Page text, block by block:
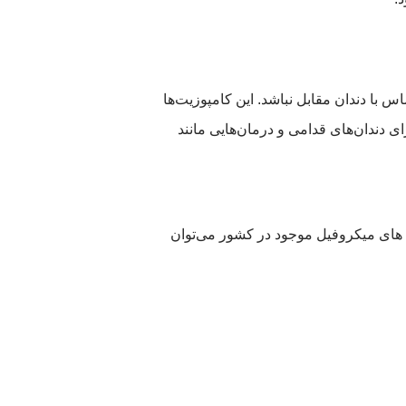
با دندان مقابل نباشد. این کامپوزیت‌ها
دندان‌های قدامی و درمان‌هایی مانند
های میکروفیل موجود در کشور می‌توان